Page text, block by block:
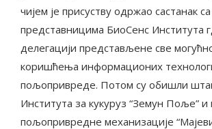
чијем је присуству одржао састанак са
представницима БиоСенс Института
делегацији представљене све
коришћења информационих
пољопривреде. Потом су обишли
Института за кукуруз “Земун Поље” и
пољопривредне механизације